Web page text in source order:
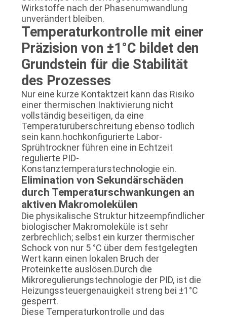
Wirkstoffe nach der Phasenumwandlung
unverändert bleiben.
Temperaturkontrolle mit einer
Präzision von ±1°C bildet den
Grundstein für die Stabilität
des Prozesses
Nur eine kurze Kontaktzeit kann das Risiko
einer thermischen Inaktivierung nicht
vollständig beseitigen, da eine
Temperaturüberschreitung ebenso tödlich
sein kann.hochkonfigurierte Labor-
Sprühtrockner führen eine in Echtzeit
regulierte PID-
Konstanztemperaturstechnologie ein.
Elimination von Sekundärschäden
durch Temperaturschwankungen an
aktiven Makromolekülen
Die physikalische Struktur hitzeempfindlicher
biologischer Makromoleküle ist sehr
zerbrechlich; selbst ein kurzer thermischer
Schock von nur 5 °C über dem festgelegten
Wert kann einen lokalen Bruch der
Proteinkette auslösen.Durch die
Mikroregulierungstechnologie der PID, ist die
Heizungssteuergenauigkeit streng bei ±1°C
gesperrt.
Diese Temperaturkontrolle und das